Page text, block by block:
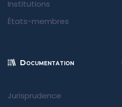
Institutions
États-membres
Documentation
Jurisprudence